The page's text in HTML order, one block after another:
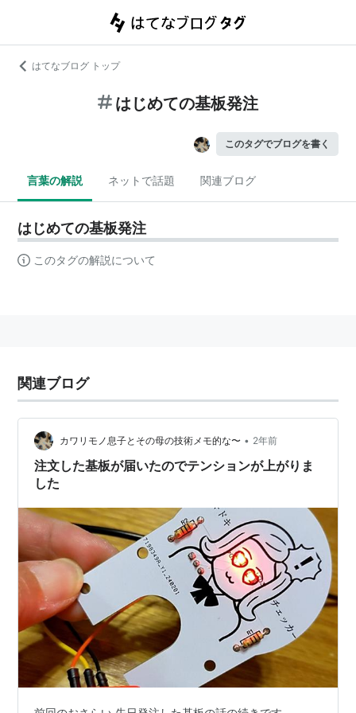
はてなブログ トップ
はじめての基板発注
このタグでブログを書く
言葉の解説 ネットで話題 関連ブログ
はじめての基板発注
このタグの解説について
関連ブログ
カワリモノ息子とその母の技術メモ的な〜 • 2年前
注文した基板が届いたのでテンションが上がりま
した